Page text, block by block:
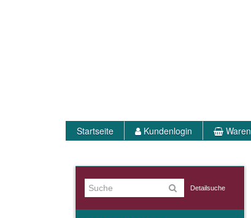
Startseite Kundenlogin
Detailsuche